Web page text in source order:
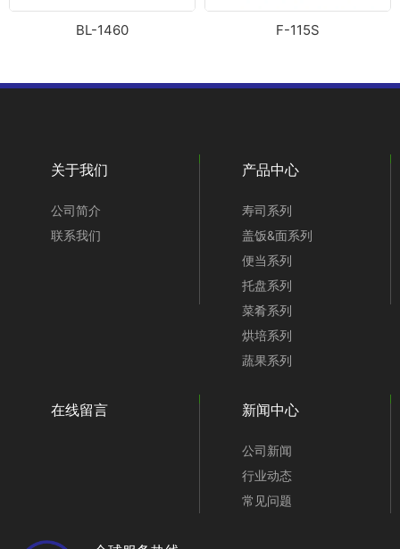
BL-1460 F-115S
关于我们
公司简介
联系我们
产品中心
寿司系列
盖饭&面系列
便当系列
托盘系列
菜肴系列
烘培系列
蔬果系列
在线留言 新闻中心
公司新闻
行业动态
常见问题